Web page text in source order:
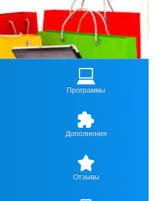
Программы
Дополнения
Отзывы